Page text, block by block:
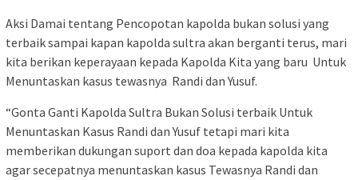
Aksi Damai tentang Pencopotan kapolda bukan solusi yang
terbaik sampai kapan kapolda sultra akan berganti terus, mari
kita berikan keperayaan kepada Kapolda Kita yang baru Untuk
Menuntaskan kasus tewasnya Randi dan Yusuf.
“Gonta Ganti Kapolda Sultra Bukan Solusi terbaik Untuk
Menuntaskan Kasus Randi dan Yusuf tetapi mari kita
memberikan dukungan suport dan doa kepada kapolda kita
agar secepatnya menuntaskan kasus Tewasnya Randi dan